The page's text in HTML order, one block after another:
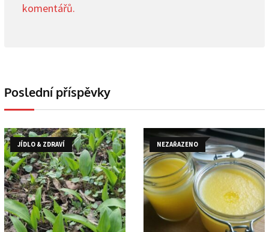
komentářů.
Poslední příspěvky
JÍDLO & ZDRAVÍ NEZAŘAZENO